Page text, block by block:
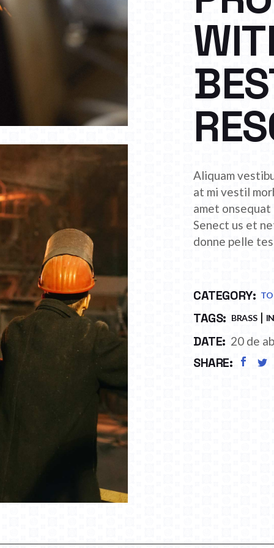
Aliquam
at mi vestil
amet onsequat
Senect us et
donne pelle
CATEGORY:
TAGS: BRASS
DATE: 20 de
SHARE: